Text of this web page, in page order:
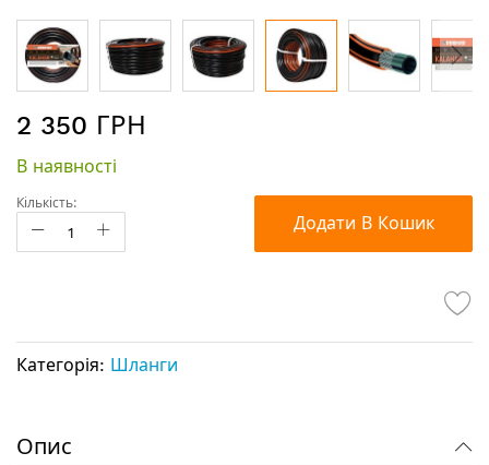
до
галереї
зображень
2 350 ГРН
В наявності
Кількість:
Додати В Кошик
Категорія: Шланги
Опис